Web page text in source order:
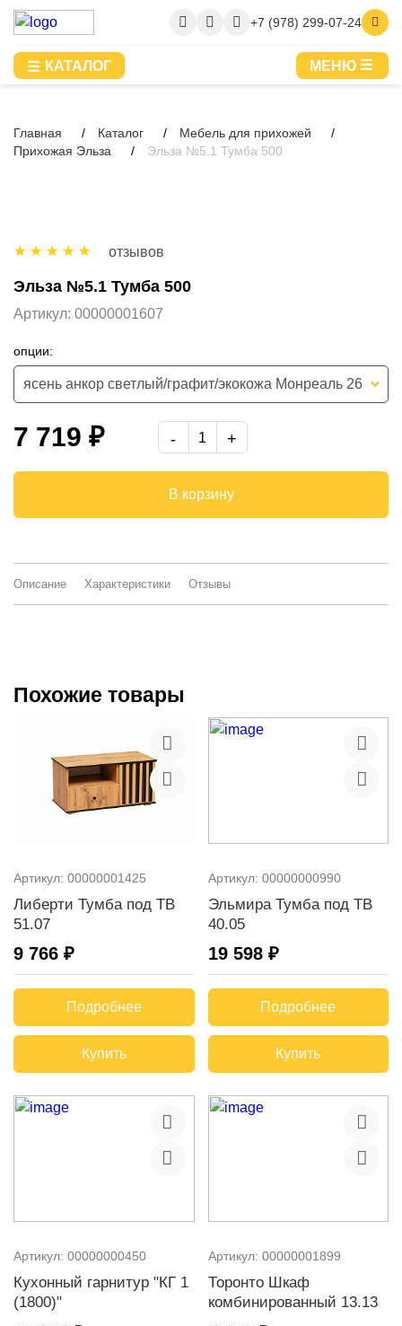
+7 (978) 299-07-24
КАТАЛОГ МЕНЮ
Главная Каталог
Мебель для прихожей
Прихожая Эльза
Эльза №5.1 Тумба 500
отзывов
Эльза №5.1 Тумба 500
Артикул: 00000001607
опции:
ясень анкор светлый/графит/экокожа Монреаль 26
дуб сонома/графит/экокожа Линкольн 11
7 719 ₽
В корзину
Описание Характеристики Отзывы
Похожие товары
Артикул: 00000001425
Либерти Тумба под ТВ
51.07
9 766 ₽
Подробнее
Купить
Артикул: 00000000990
Эльмира Тумба под ТВ
40.05
19 598 ₽
Подробнее
Купить
Артикул: 00000000450
Кухонный гарнитур "КГ 1
(1800)"
Артикул: 00000001899
Торонто Шкаф
комбинированный 13.13